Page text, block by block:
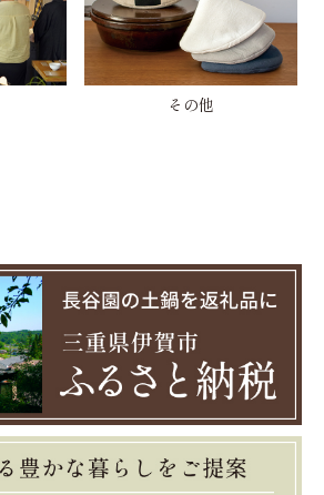
その他